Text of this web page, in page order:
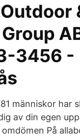
3456 -
människor har
av din egen
omdömen På